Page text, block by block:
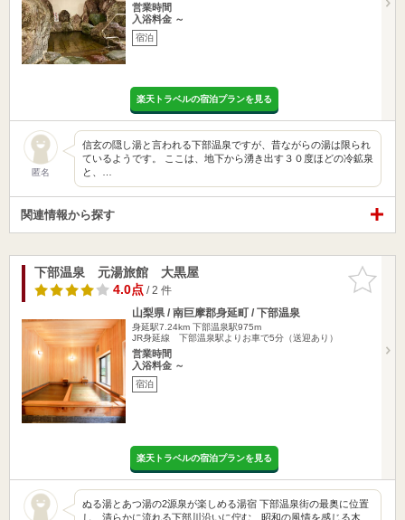
営業時間
入浴料金 ～
宿泊
楽天トラベルの宿泊プランを見る
匿名
信玄の隠し湯と言われる下部温泉ですが、昔ながらの湯は限られ
ているようです。 ここは、地下から湧き出す３０度ほどの冷鉱泉
と、…
関連情報から探す
お気に入
りに追加
下部温泉 元湯旅館 大黒屋
4.0点/ 2 件
山梨県 / 南巨摩郡身延町 / 下部温泉
身延駅7.24km 下部温泉駅975m
JR身延線 下部温泉駅よりお車で5分（送迎あり）
営業時間
入浴料金 ～
宿泊
楽天トラベルの宿泊プランを見る
ぬる湯とあつ湯の2源泉が楽しめる湯宿 下部温泉街の最奥に位置
し、清らかに流れる下部川沿いに佇む、昭和の風情を感じる木…